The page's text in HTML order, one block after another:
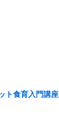
ト食育入門講座